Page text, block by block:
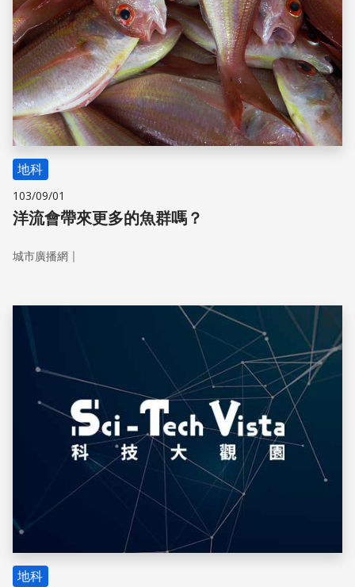
地科
103/09/01
洋流會帶來更多的魚群嗎？
城市廣播網 ｜
儲存
地科